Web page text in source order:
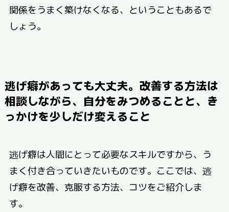
関係をうまく築けなくなる、ということもあるで
しょう。
逃げ癖があっても大丈夫。改善する方法は
相談しながら、自分をみつめることと、き
っかけを少しだけ変えること
逃げ癖は人間にとって必要なスキルですから、う
まく付き合っていきたいものです。ここでは、逃
げ癖を改善、克服する方法、コツをご紹介しま
す。